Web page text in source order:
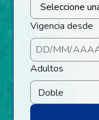
Seleccione
Vigencia desde
Adultos